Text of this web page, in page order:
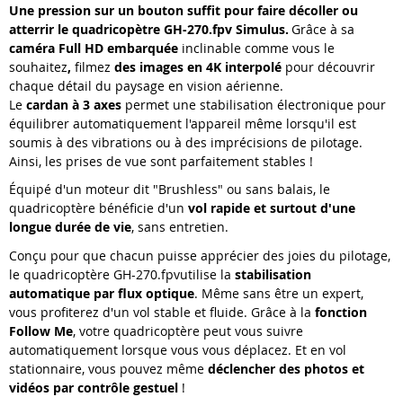
Une pression sur un bouton suffit pour faire décoller ou
atterrir le quadricopètre GH-270.fpv Simulus. Grâce à sa
caméra Full HD embarquée inclinable comme vous le
souhaitez, filmez des images en 4K interpolé pour découvrir
chaque détail du paysage en vision aérienne.
Le cardan à 3 axes permet une stabilisation électronique pour
équilibrer automatiquement l'appareil même lorsqu'il est
soumis à des vibrations ou à des imprécisions de pilotage.
Ainsi, les prises de vue sont parfaitement stables !
Équipé d'un moteur dit "Brushless" ou sans balais, le
quadricoptère bénéficie d'un vol rapide et surtout d'une
longue durée de vie, sans entretien.
Conçu pour que chacun puisse apprécier des joies du pilotage,
le quadricoptère GH-270.fpvutilise la stabilisation
automatique par flux optique. Même sans être un expert,
vous profiterez d'un vol stable et fluide. Grâce à la fonction
Follow Me, votre quadricoptère peut vous suivre
automatiquement lorsque vous vous déplacez. Et en vol
stationnaire, vous pouvez même déclencher des photos et
vidéos par contrôle gestuel !